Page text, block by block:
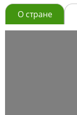
О стране